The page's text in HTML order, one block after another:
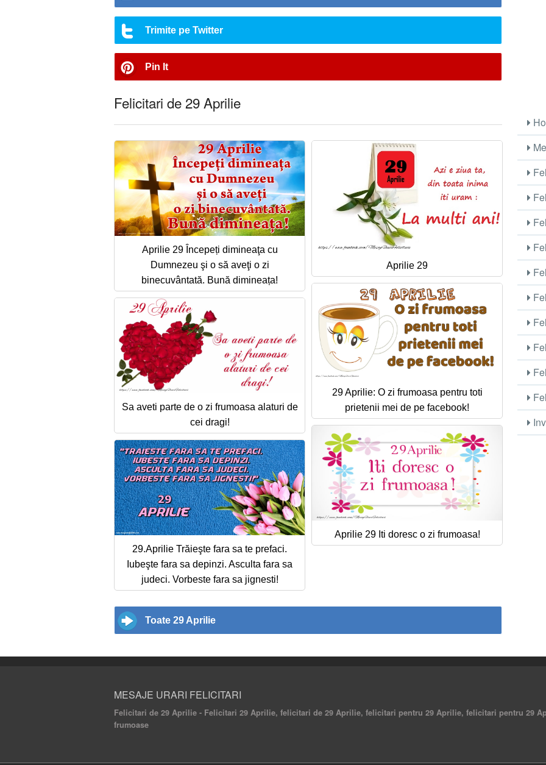
Trimite pe Twitter
Pin It
Felicitari de 29 Aprilie
Aprilie 29 Începeți dimineaţa cu
Dumnezeu şi o să aveţi o zi
binecuvântată. Bună dimineața!
Aprilie 29
29 Aprilie: O zi frumoasa pentru toti
prietenii mei de pe facebook!
Sa aveti parte de o zi frumoasa alaturi de
cei dragi!
Aprilie 29 Iti doresc o zi frumoasa!
29.Aprilie Trăieşte fara sa te prefaci.
Iubeşte fara sa depinzi. Asculta fara sa
judeci. Vorbeste fara sa jignesti!
Toate 29 Aprilie
MESAJE URARI FELICITARI
Felicitari de 29 Aprilie - Felicitari 29 Aprilie, felicitari de 29 Aprilie, felicitari pentru 29 Aprilie, felicitari pentru 29
frumoase